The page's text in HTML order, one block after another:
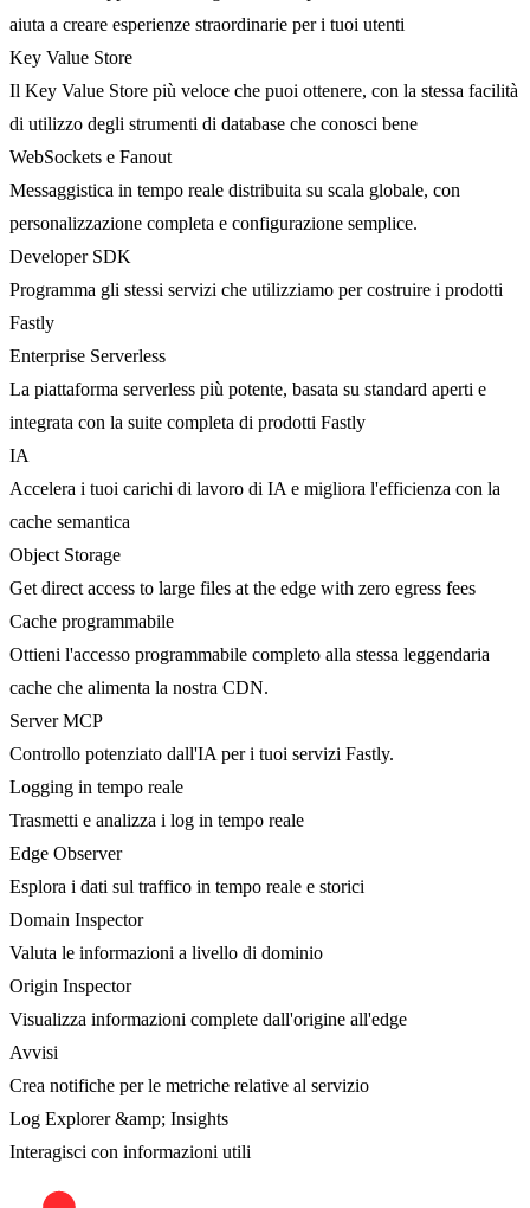
aiuta a creare esperienze straordinarie per i tuoi utenti
Key Value Store
Il Key Value Store più veloce che puoi ottenere, con la stessa facilità
di utilizzo degli strumenti di database che conosci bene
WebSockets e Fanout
Messaggistica in tempo reale distribuita su scala globale, con
personalizzazione completa e configurazione semplice.
Developer SDK
Programma gli stessi servizi che utilizziamo per costruire i prodotti
Fastly
Enterprise Serverless
La piattaforma serverless più potente, basata su standard aperti e
integrata con la suite completa di prodotti Fastly
IA
Accelera i tuoi carichi di lavoro di IA e migliora l'efficienza con la
cache semantica
Object Storage
Get direct access to large files at the edge with zero egress fees
Cache programmabile
Ottieni l'accesso programmabile completo alla stessa leggendaria
cache che alimenta la nostra CDN.
Server MCP
Controllo potenziato dall'IA per i tuoi servizi Fastly.
Logging in tempo reale
Trasmetti e analizza i log in tempo reale
Edge Observer
Esplora i dati sul traffico in tempo reale e storici
Domain Inspector
Valuta le informazioni a livello di dominio
Origin Inspector
Visualizza informazioni complete dall'origine all'edge
Avvisi
Crea notifiche per le metriche relative al servizio
Log Explorer &amp; Insights
Interagisci con informazioni utili